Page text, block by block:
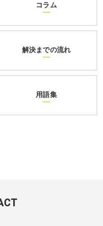
コラム
解決までの流れ
用語集